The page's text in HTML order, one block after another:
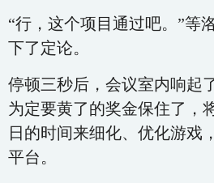
“行，这个项目通过吧。”等
下了定论。
停顿三秒后，会议室内响起
为定要黄了的奖金保住了，
日的时间来细化、优化游戏
平台。